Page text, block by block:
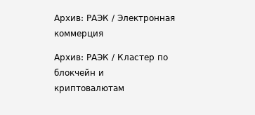
Архив: РАЭК / Электронная
коммерция
Архив: РАЭК / Кластер по
блокчейн и
криптовалютам